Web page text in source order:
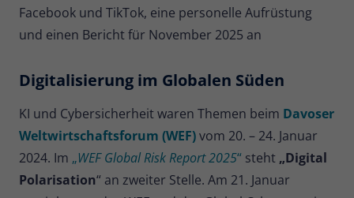
Facebook und TikTok, eine personelle Aufrüstung
und einen Bericht für November 2025 an
Digitalisierung im Globalen Süden
KI und Cybersicherheit waren Themen beim Davoser
Weltwirtschaftsforum (WEF)vom 20. – 24. Januar
2024. Im „WEF Global Risk Report 2025“ steht „Digital
Polarisation“ an zweiter Stelle. Am 21. Januar